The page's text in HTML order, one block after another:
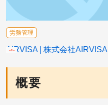
概要
労務管理
AIRVISA 株式会社AIRVISA